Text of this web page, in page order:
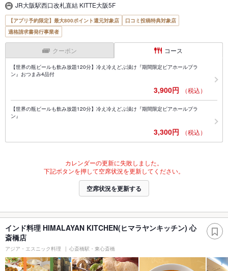
JR大阪駅西口改札直結 KITTE大阪5F
【アプリ予約限定】最大800ポイント還元対象店
口コミ投稿特典対象店
適格請求書発行事業者
クーポン コース
【世界の瓶ビールも飲み放題120分】冷え冷えどぶ漬け『期間限定ビアホールプラ
ン』おつまみ4品付
3,900円 （税込）
【世界の瓶ビールも飲み放題120分】冷え冷えどぶ漬け『期間限定ビアホールプラ
ン』
3,300円 （税込）
カレンダーの更新に失敗しました。
下記ボタンを押して空席状況を更新してください。
空席状況を更新する
インド料理 HIMALAYAN KITCHEN(ヒマラヤンキッチン) 心
斎橋店
アジア・エスニック料理 心斎橋駅・東心斎橋